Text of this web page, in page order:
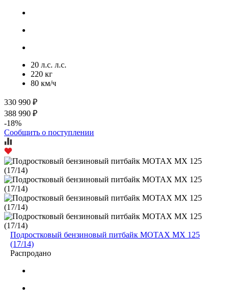
20 л.с. л.с.
220 кг
80 км/ч
330 990 ₽
388 990 ₽
-18%
Сообщить о поступлении
Подростковый бензиновый питбайк MOTAX MX 125
(17/14)
Распродано